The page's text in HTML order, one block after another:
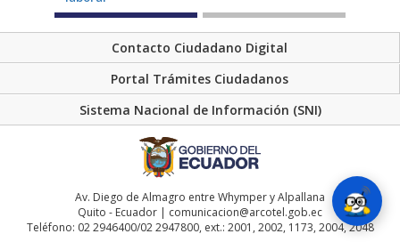
Contacto Ciudadano Digital
Portal Trámites Ciudadanos
Sistema Nacional de Información (SNI)
Av. Diego de Almagro entre Whymper y Alpallana
Quito - Ecuador | comunicacion@arcotel.gob.ec
Teléfono: 02 2946400/02 2947800, ext.: 2001, 2002, 1173, 2004, 2048